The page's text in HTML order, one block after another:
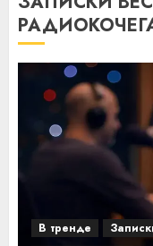
В тренде